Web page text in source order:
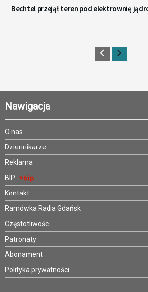
Bechtel przejął teren pod elektrownię
Nawigacja
O nas
Dziennikarze
Reklama
BIP
Kontakt
Ramówka Radia Gdańsk
Częstotliwości
Patronaty
Abonament
Polityka prywatności